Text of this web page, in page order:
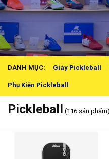
DANH MỤC: Giày Pickleball
Phụ Kiện Pickleball
Pickleball (116 sản phẩm)